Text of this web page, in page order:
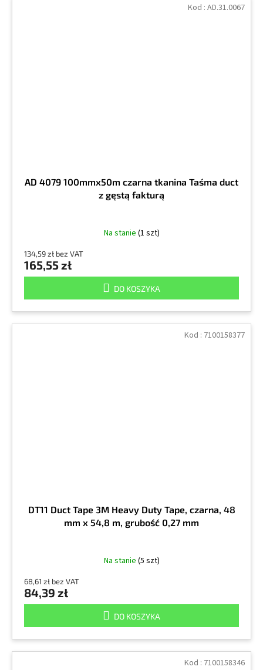
AD 4079 100mmx50m czarna tkanina Taśma duct
z gęstą fakturą
Na stanie (1 szt)
134,59 zł bez VAT
165,55 zł
DO KOSZYKA
Kod : AD.31.0067
DT11 Duct Tape 3M Heavy Duty Tape, czarna, 48
mm x 54,8 m, grubość 0,27 mm
Na stanie (5 szt)
68,61 zł bez VAT
84,39 zł
DO KOSZYKA
Kod : 7100158377
Kod : 7100158346